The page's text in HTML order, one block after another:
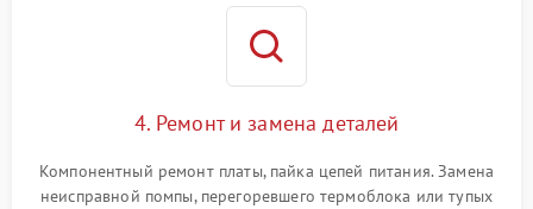
4. Ремонт и замена деталей
Компонентный ремонт платы, пайка цепей питания. Замена
неисправной помпы, перегоревшего термоблока или тупых